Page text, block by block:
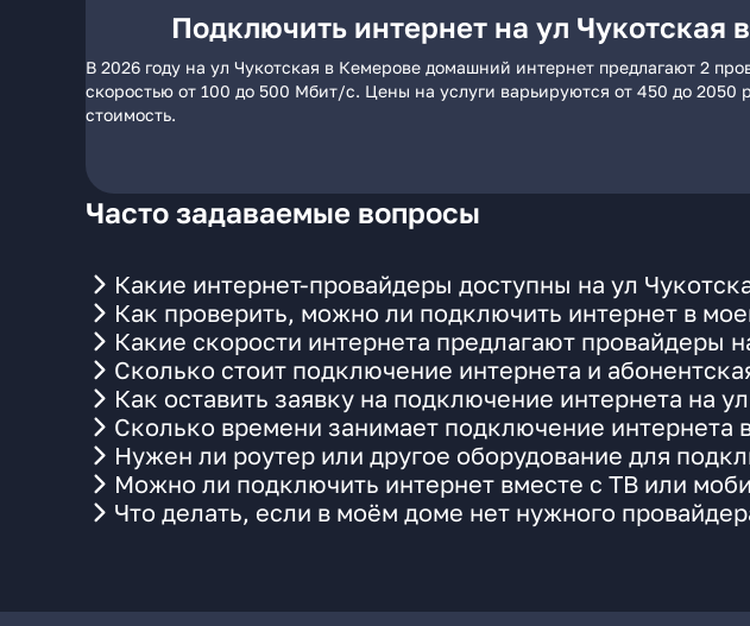
Подключить интернет на ул Чукотская
В 2026 году на ул Чукотская в Кемерове домашний интернет предлагают 2
скоростью от 100 до 500 Мбит/с. Цены на услуги варьируются от 450 до
стоимость.
Часто задаваемые вопросы
Какие интернет-провайдеры доступны на ул
Как проверить, можно ли подключить интернет в
Какие скорости интернета предлагают провайдеры
Сколько стоит подключение интернета и
Как оставить заявку на подключение интернета на
Сколько времени занимает подключение интернета
Нужен ли роутер или другое оборудование для
Можно ли подключить интернет вместе с ТВ или
Что делать, если в моём доме нет нужного